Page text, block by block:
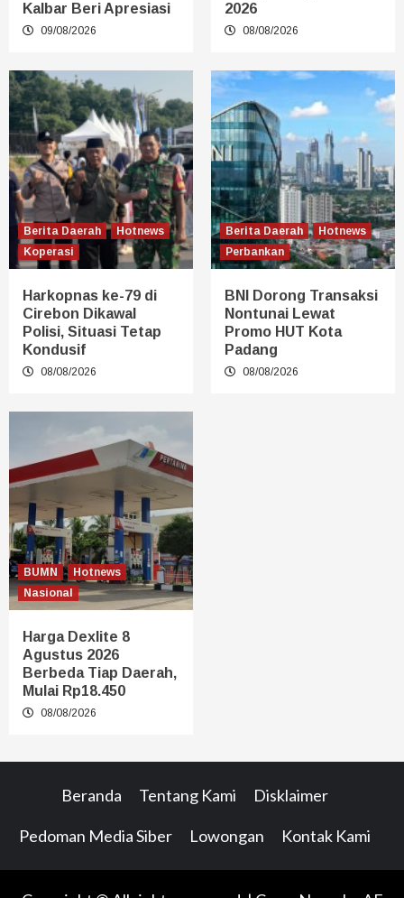
Kalbar Beri Apresiasi
09/08/2026
2026
08/08/2026
Berita Daerah
Hotnews
Koperasi
Harkopnas ke-79 di
Cirebon Dikawal
Polisi, Situasi Tetap
Kondusif
08/08/2026
Berita Daerah
Hotnews
Perbankan
BNI Dorong Transaksi
Nontunai Lewat
Promo HUT Kota
Padang
08/08/2026
BUMN
Hotnews
Nasional
Harga Dexlite 8
Agustus 2026
Berbeda Tiap Daerah,
Mulai Rp18.450
08/08/2026
Beranda Tentang Kami Disklaimer
Pedoman Media Siber Lowongan Kontak Kami